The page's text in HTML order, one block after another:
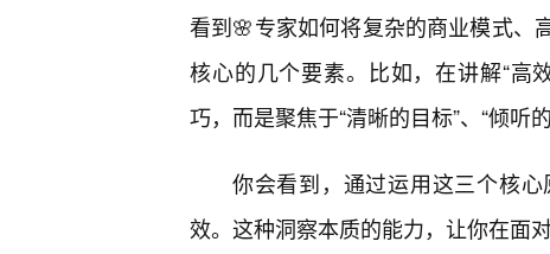
看到🌸专家如何将复杂的商业模式、
核心的几个要素。比如，在讲解“高
巧，而是聚焦于“清晰的目标”、“倾听
你会看到，通过运用这三个核
效。这种洞察本质的能力，让你在面